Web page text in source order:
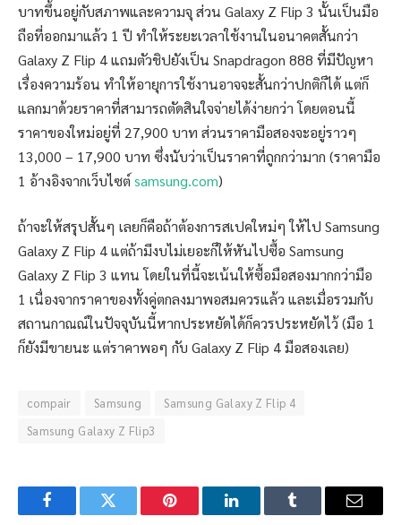
บาทขึ้นอยู่กับสภาพและความจุ ส่วน Galaxy Z Flip 3 นั้นเป็นมือ
ถือที่ออกมาแล้ว 1 ปี ทำให้ระยะเวลาใช้งานในอนาคตสั้นกว่า
Galaxy Z Flip 4 แถมตัวชิปยังเป็น Snapdragon 888 ที่มีปัญหา
เรื่องความร้อน ทำให้อายุการใช้งานอาจจะสั้นกว่าปกติก็ได้ แต่ก็
แลกมาด้วยราคาที่สามารถตัดสินใจจ่ายได้ง่ายกว่า โดยตอนนี้
ราคาของใหม่อยู่ที่ 27,900 บาท ส่วนราคามือสองจะอยู่ราวๆ
13,000 – 17,900 บาท ซึ่งนับว่าเป็นราคาที่ถูกกว่ามาก (ราคามือ
1 อ้างอิงจากเว็บไซต์samsung.com)
ถ้าจะให้สรุปสั้นๆ เลยก็คือถ้าต้องการสเปคใหม่ๆ ให้ไป Samsung
Galaxy Z Flip 4 แต่ถ้ามีงบไม่เยอะก็ให้หันไปซื้อ Samsung
Galaxy Z Flip 3 แทน โดยในที่นี้จะเน้นให้ซื้อมือสองมากกว่ามือ
1 เนื่องจากราคาของทั้งคู่ตกลงมาพอสมควรแล้ว และเมื่อรวมกับ
สถานกาณณ์ในปัจจุบันนี้หากประหยัดได้ก็ควรประหยัดไว้ (มือ 1
ก็ยังมีขายนะ แต่ราคาพอๆ กับ Galaxy Z Flip 4 มือสองเลย)
compair Samsung
Samsung Galaxy Z Flip 4
Samsung Galaxy Z Flip3
FacebookTwitter Pinterest LinkedInTumblr Email